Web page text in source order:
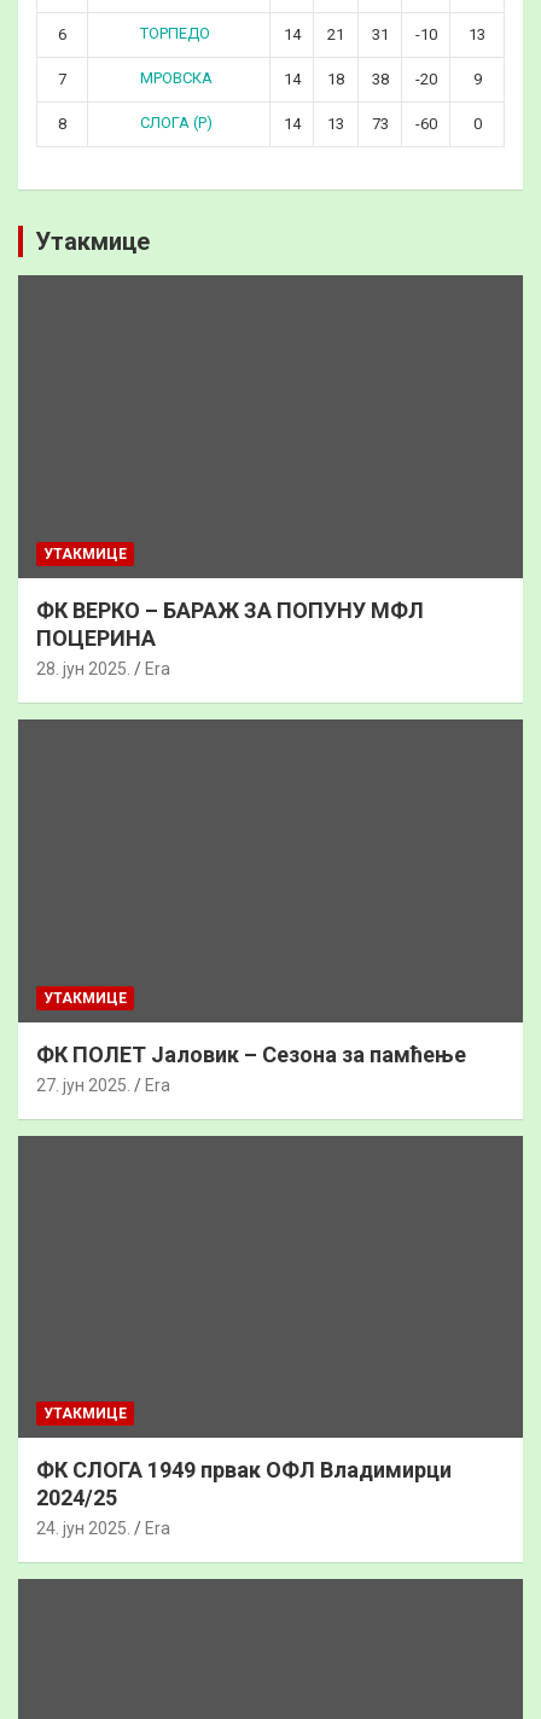
6 ТОРПЕДО 14 21 31 -10 13
7 МРОВСКА 14 18 38 -20 9
8 СЛОГА (Р) 14 13 73 -60 0
Утакмице
УТАКМИЦЕ
ФК ВЕРКО – БАРАЖ ЗА ПОПУНУ МФЛ
ПОЦЕРИНА
28. јун 2025. Era
УТАКМИЦЕ
ФК ПОЛЕТ Јаловик – Сезона за памћење
27. јун 2025. Era
УТАКМИЦЕ
ФК СЛОГА 1949 првак ОФЛ Владимирци
2024/25
24. јун 2025. Era